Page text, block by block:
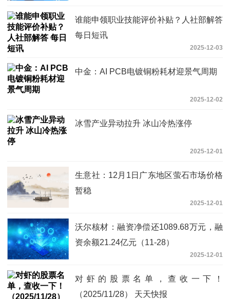
谁能申领职业技能评价补贴？人社部解答
每日短讯
2025-12-03
中金：AI PCB电镀铜粉耗材迎景气周期
2025-12-02
冰雪产业异动拉升 冰山冷热涨停
2025-12-01
生意社：12月1日广东地区萤石市场价格
暂稳
2025-12-01
沃尔核材：融资净偿还1089.68万元，融
资余额21.24亿元（11-28）
2025-12-01
对虾的股票名单，查收一下！
（2025/11/28） 天天快报